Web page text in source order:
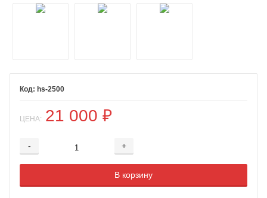
hs-2500
ЦЕНА: 21 000 ₽
- +
Добавляется...
В корзину
Добавлен